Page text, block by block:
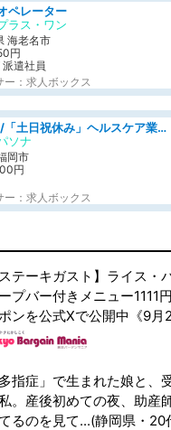
ペレーター
ラス・ワン
海老名市
円
遣社員
ー：求人ボックス
08月開始/「土日祝休み」ヘルスケア業界の産業保健師/高時給/未経験OK/要資格:保健師、正看護師
ソナ
岡市
円
ー：求人ボックス
ステーキガスト】ライス・
プバー付きメニュー1111
ンを公式Xで公開中《9月
多指症」で生まれた娘と、
。産後初めての夜、助産
るのを見て...(静岡県・20